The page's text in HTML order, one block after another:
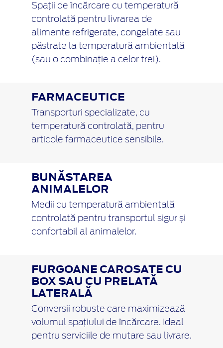
Spații de încărcare cu temperatură
controlată pentru livrarea de
alimente refrigerate, congelate sau
păstrate la temperatură ambientală
(sau o combinație a celor trei).
FARMACEUTICE
Transporturi specializate, cu
temperatură controlată, pentru
articole farmaceutice sensibile.
BUNĂSTAREA
ANIMALELOR
Medii cu temperatură ambientală
controlată pentru transportul sigur și
confortabil al animalelor.
FURGOANE CAROSATE CU
BOX SAU CU PRELATĂ
LATERALĂ
Conversii robuste care maximizează
volumul spațiului de încărcare. Ideal
pentru serviciile de mutare sau livrare.